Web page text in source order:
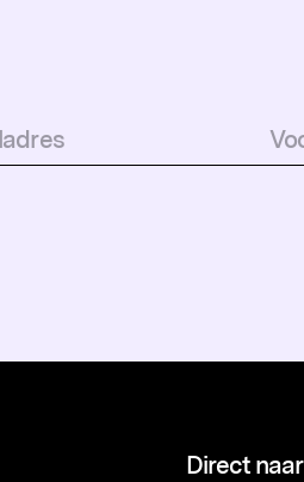
Direct naar